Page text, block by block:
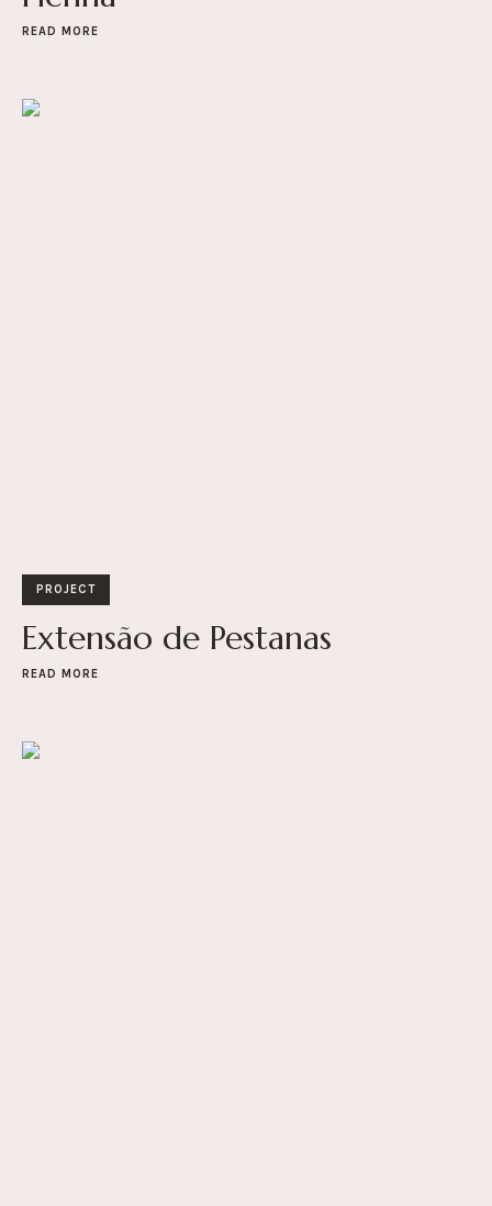
READ MORE
PROJECT
Extensão de Pestanas
READ MORE